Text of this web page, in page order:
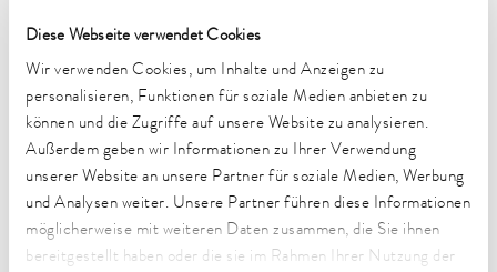
Diese Webseite verwendet Cookies
Wir verwenden Cookies, um Inhalte und Anzeigen zu
personalisieren, Funktionen für soziale Medien anbieten zu
können und die Zugriffe auf unsere Website zu analysieren.
Außerdem geben wir Informationen zu Ihrer Verwendung
unserer Website an unsere Partner für soziale Medien, Werbung
und Analysen weiter. Unsere Partner führen diese Informationen
möglicherweise mit weiteren Daten zusammen, die Sie ihnen
bereitgestellt haben oder die sie im Rahmen Ihrer Nutzung der
Arbeitstemperaturbereich
Umgebungstemperaturbereich
5 ... 40 °C
Temperaturkonstanz
0.02 ± K
Heizleistung max.
2 kW